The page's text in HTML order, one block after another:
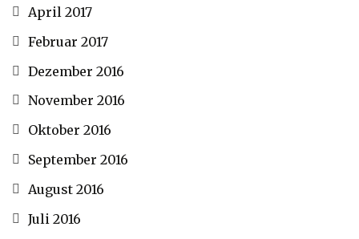
April 2017
Februar 2017
Dezember 2016
November 2016
Oktober 2016
September 2016
August 2016
Juli 2016